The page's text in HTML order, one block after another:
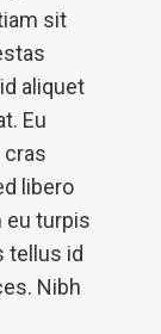
sit
aliquet
Eu
libero
eu turpis
tellus id
Nibh